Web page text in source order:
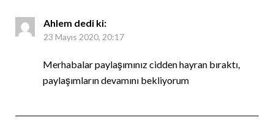
Ahlem dedi ki:
23 Mayıs 2020, 20:17
Merhabalar paylaşımınız cidden hayran bıraktı,
paylaşımların devamını bekliyorum